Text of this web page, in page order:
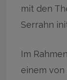
mit den
Serrahn
Im
einem